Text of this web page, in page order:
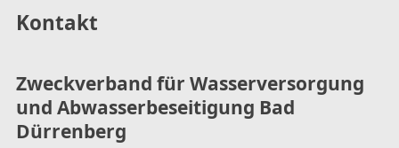
Kontakt
Zweckverband für Wasserversorgung
und Abwasserbeseitigung Bad
Dürrenberg